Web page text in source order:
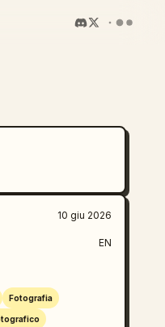
10 giu 2026
EN
Fotografia